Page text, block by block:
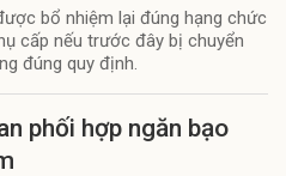
bổ nhiệm lại đúng hạng chức
cấp nếu trước đây bị chuyển
đúng quy định.
phối hợp ngăn bạo